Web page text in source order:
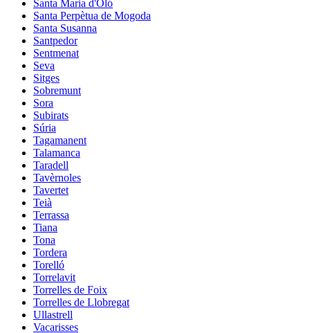
Santa Maria d'Oló
Santa Perpètua de Mogoda
Santa Susanna
Santpedor
Sentmenat
Seva
Sitges
Sobremunt
Sora
Subirats
Súria
Tagamanent
Talamanca
Taradell
Tavèrnoles
Tavertet
Teià
Terrassa
Tiana
Tona
Tordera
Torelló
Torrelavit
Torrelles de Foix
Torrelles de Llobregat
Ullastrell
Vacarisses